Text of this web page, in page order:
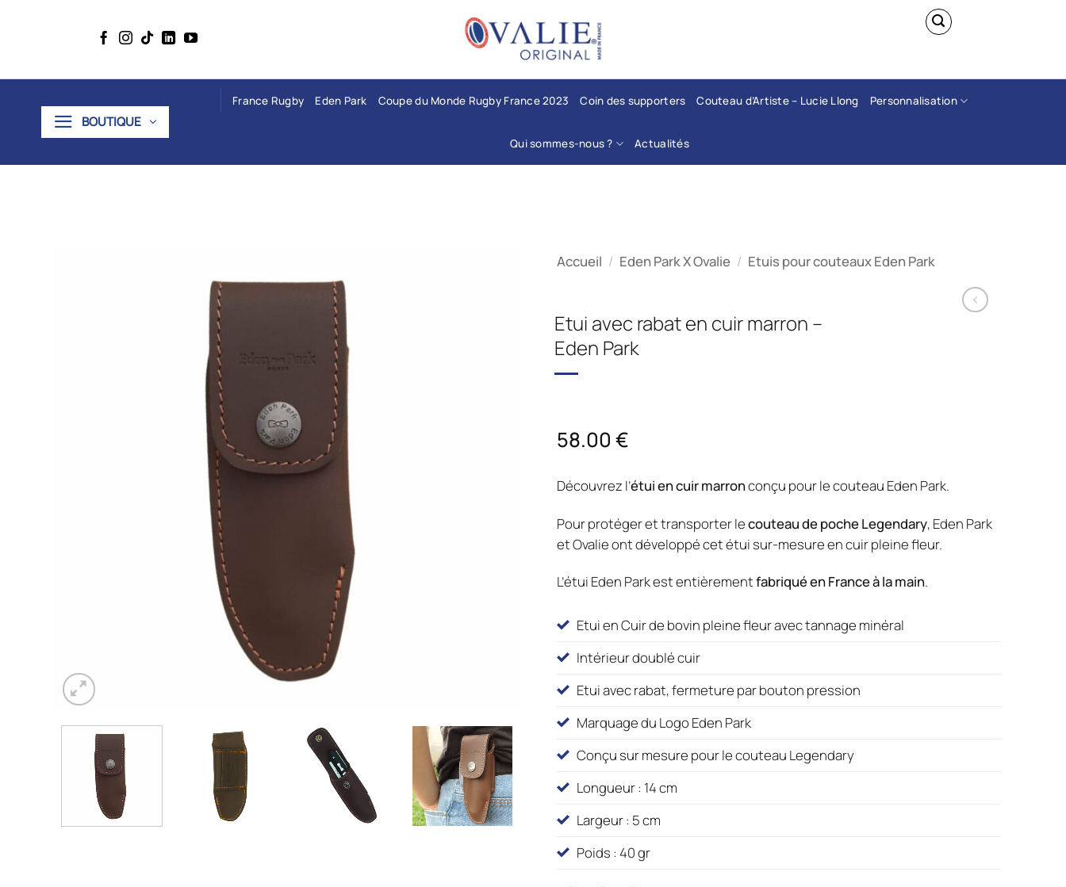
BOUTIQUE
France Rugby Eden Park Coupe du Monde Rugby France 2023 Coin des supporters Couteau d’Artiste – Lucie Llong Personnalisation
Qui sommes-nous ? Actualités
Accueil / Eden Park X Ovalie / Etuis pour couteaux Eden Park
Etui avec rabat en cuir marron –
Eden Park
58.00 €
Découvrez l’étui en cuir marronconçu pour le couteau Eden Park.
Pour protéger et transporter lecouteau de poche Legendary, Eden Park
et Ovalie ont développé cet étui sur-mesure en cuir pleine fleur.
L’étui Eden Park est entièrementfabriqué en France à la main.
Etui en Cuir de bovin pleine fleur avec tannage minéral
Intérieur doublé cuir
Etui avec rabat, fermeture par bouton pression
Marquage du Logo Eden Park
Conçu sur mesure pour le couteau Legendary
Longueur : 14 cm
Largeur : 5 cm
Poids : 40 gr